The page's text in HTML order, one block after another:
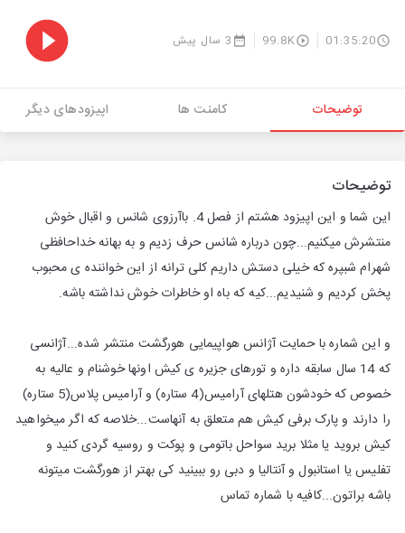
01:35:20
99.8K 3 سال پیش
توضیحات کامنت ها اپیزودهای دیگر
توضیحات
این شما و این اپیزود هشتم از فصل 4. باآرزوی شانس و اقبال خوش
منتشرش میکنیم...چون درباره شانس حرف زدیم و به بهانه خداحافظی
شهرام شبپره که خیلی دستش داریم کلی ترانه از این خواننده ی محبوب
پخش کردیم و شنیدیم...کیه که باه او خاطرات خوش نداشته باشه.
و این شماره با حمایت آژانس هواپیمایی هورگشت منتشر شده...آژانسی
که 14 سال سابقه داره و تورهای جزیره ی کیش اونها خوشنام و عالیه به
خصوص که خودشون هتلهای آرامیس(4 ستاره) و آرامیس پلاس(5 ستاره)
را دارند و پارک برفی کیش هم متعلق به آنهاست...خلاصه که اگر میخواهید
کیش بروید یا مثلا برید سواحل باتومی و پوکت و روسیه گردی کنید و
تفلیس یا استانبول و آنتالیا و دبی رو ببینید کی بهتر از هورگشت میتونه
باشه براتون...کافیه با شماره تماس